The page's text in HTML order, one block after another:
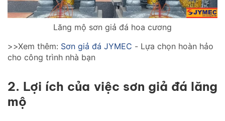
Lăng mộ sơn giả đá hoa cương
>>Xem thêm: Sơn giả đá JYMEC - Lựa chọn hoàn hảo
cho công trình nhà bạn
2. Lợi ích của việc sơn giả đá lăng
mộ